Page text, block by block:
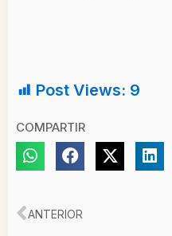
Post Views: 9
COMPARTIR
Ant
ANTERIOR